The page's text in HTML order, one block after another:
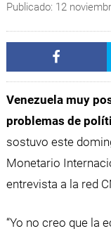
Publicado: 12
Venezuela muy
problemas de
sostuvo este
Monetario
entrevista a la red
“Yo no creo que la